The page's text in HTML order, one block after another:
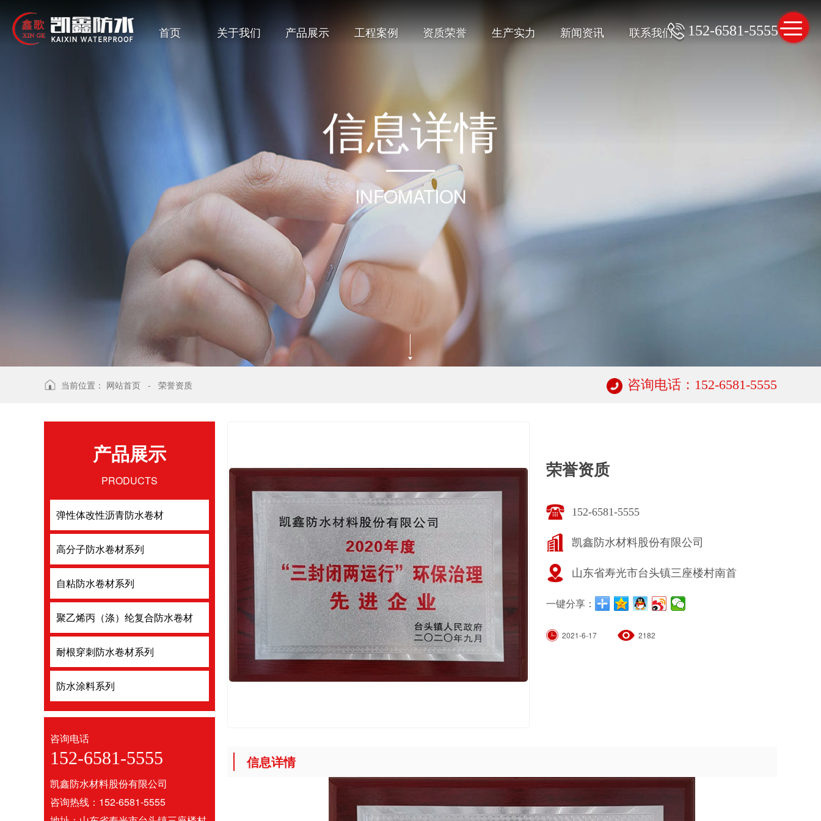
152-6581-5555
首页 关于我们 产品展示 工程案例 资质荣誉 生产实力 新闻资讯 联系我们
信息详情
INFOMATION
当前位置： 网站首页 - 荣誉资质 咨询电话：152-6581-5555
产品展示
PRODUCTS
弹性体改性沥青防水卷材 弹性体改性沥青防水卷材
高分子防水卷材系列 高分子防水卷材系列
自粘防水卷材系列 自粘防水卷材系列
聚乙烯丙（涤）纶复合防水卷材 聚乙烯丙（涤）纶复合防水卷材
耐根穿刺防水卷材系列 耐根穿刺防水卷材系列
防水涂料系列 防水涂料系列
咨询电话
152-6581-5555
凯鑫防水材料股份有限公司
咨询热线：152-6581-5555
荣誉资质
152-6581-5555
凯鑫防水材料股份有限公司
山东省寿光市台头镇三座楼村南首
一键分享：
2021-6-17 2182
信息详情